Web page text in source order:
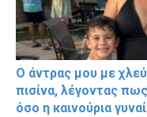
Ο άντρας μου με
πισίνα, λέγοντας
όσο η καινούρια